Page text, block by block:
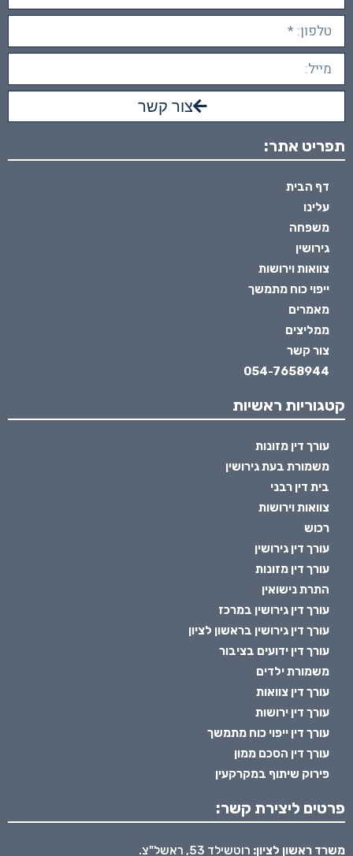
צור קשר
תפריט אתר:
דף הבית
עלינו
משפחה
גירושין
צוואות וירושות
ייפוי כוח מתמשך
מאמרים
ממליצים
צור קשר
054-7658944
קטגוריות ראשיות
עורך דין מזונות
משמורת בעת גירושין
בית דין רבני
צוואות וירושות
רכוש
עורך דין גירושין
עורך דין מזונות
התרת נישואין
עורך דין גירושין במרכז
עורך דין גירושין בראשון לציון
עורך דין ידועים בציבור
משמורת ילדים
עורך דין צוואות
עורך דין ירושות
עורך דין ייפוי כוח מתמשך
עורך דין הסכם ממון
פירוק שיתוף במקרקעין
פרטים ליצירת קשר:
משרד ראשון לציון: רוטשילד 53, ראשל"צ.